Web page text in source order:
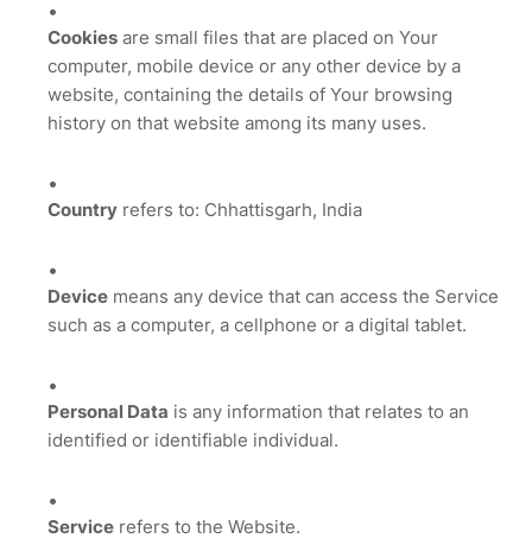
Cookies are small files that are placed on Your
computer, mobile device or any other device by a
website, containing the details of Your browsing
history on that website among its many uses.
Country refers to: Chhattisgarh, India
Device means any device that can access the Service
such as a computer, a cellphone or a digital tablet.
Personal Data is any information that relates to an
identified or identifiable individual.
Service refers to the Website.